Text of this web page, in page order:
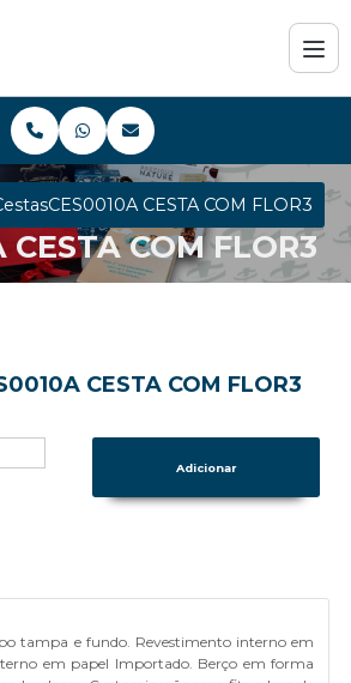
CES0010A CESTA COM FLOR3
CESTA COM FLOR3
CESTA COM FLOR3
tampa e fundo. Revestimento interno em
em papel Importado. Berço em forma